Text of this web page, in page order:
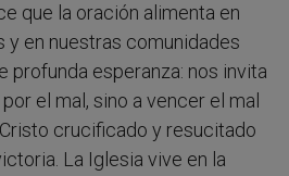
que la oración alimenta en
y en nuestras comunidades
profunda esperanza: nos invita
el mal, sino a vencer el mal
crucificado y resucitado
La Iglesia vive en la